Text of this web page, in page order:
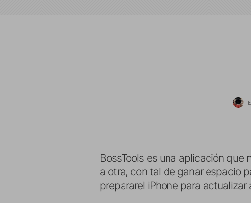
BossTools es una aplicación
a otra, con tal de ganar espacio
prepararel iPhone para actualizar